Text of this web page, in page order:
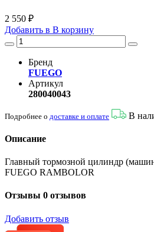
2 550 ₽
Добавить в В корзину
Бренд
FUEGO
Артикул
280040043
Подробнее о доставке и оплате В
Описание
Главный тормозной цилиндр
FUEGO RAMBOLOR
Отзывы 0 отзывов
Добавить отзыв